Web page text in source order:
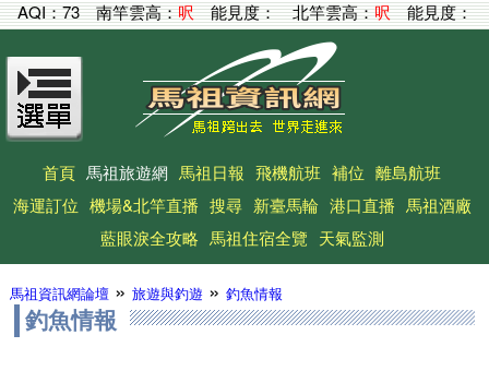
AQI：73 南竿雲高：呎能見度：北竿雲高：呎能見度：
首頁 馬祖旅遊網 馬祖日報 飛機航班 補位 離島航班
海運訂位 機場&北竿直播 搜尋 新臺馬輪 港口直播 馬祖酒廠
藍眼淚全攻略 馬祖住宿全覽 天氣監測
馬祖資訊網論壇» 旅遊與釣遊» 釣魚情報
釣魚情報